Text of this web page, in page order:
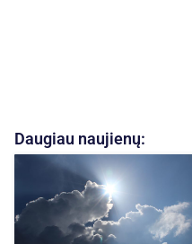
Daugiau naujienų: